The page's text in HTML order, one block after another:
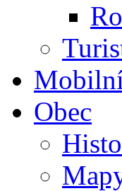
Obec